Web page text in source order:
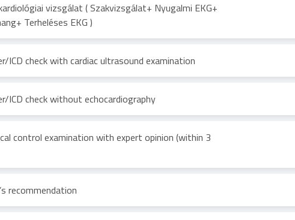
vizsgálat ( Szakvizsgálat+ Nyugalmi EKG+
Terheléses EKG )
ICD check with cardiac ultrasound examination
ICD check without echocardiography
control examination with expert opinion (within 3
recommendation